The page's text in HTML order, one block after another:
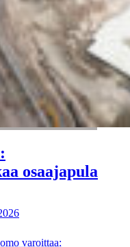
osaajapula
varoittaa: